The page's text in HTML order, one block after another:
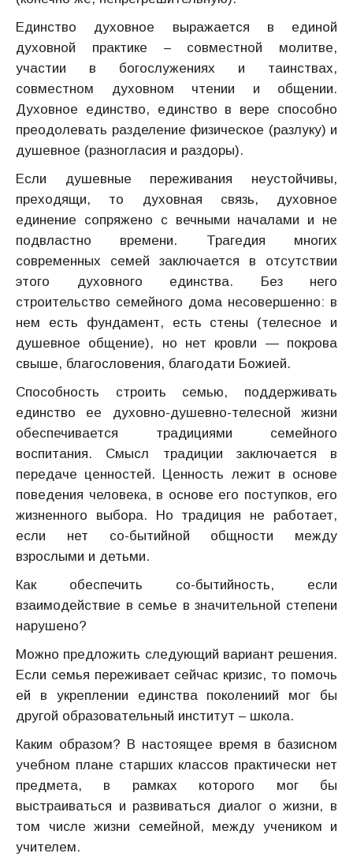
Единство духовное выражается в единой
духовной практике – совместной молитве,
участии в богослужениях и таинствах,
совместном духовном чтении и общении.
Духовное единство, единство в вере способно
преодолевать разделение физическое (разлуку) и
душевное (разногласия и раздоры).
Если душевные переживания неустойчивы,
преходящи, то духовная связь, духовное
единение сопряжено с вечными началами и не
подвластно времени. Трагедия многих
современных семей заключается в отсутствии
этого духовного единства. Без него
строительство семейного дома несовершенно: в
нем есть фундамент, есть стены (телесное и
душевное общение), но нет кровли — покрова
свыше, благословения, благодати Божией.
Способность строить семью, поддерживать
единство ее духовно-душевно-телесной жизни
обеспечивается традициями семейного
воспитания. Смысл традиции заключается в
передаче ценностей. Ценность лежит в основе
поведения человека, в основе его поступков, его
жизненного выбора. Но традиция не работает,
если нет со-бытийной общности между
взрослыми и детьми.
Как обеспечить со-бытийность, если
взаимодействие в семье в значительной степени
нарушено?
Можно предложить следующий вариант решения.
Если семья переживает сейчас кризис, то помочь
ей в укреплении единства поколениий мог бы
другой образовательный институт – школа.
Каким образом? В настоящее время в базисном
учебном плане старших классов практически нет
предмета, в рамках которого мог бы
выстраиваться и развиваться диалог о жизни, в
том числе жизни семейной, между учеником и
учителем.